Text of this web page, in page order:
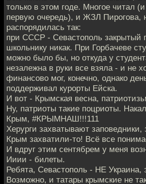
только в этом годе. Многое читал
первую очередь), и ЖЗЛ Пирогова,
распорядилась так:
при СССР - Севастополь закрытый
школьнику никак. При Горбачеве
можно было бы, но откуда у
незалежна в руки все взяла - и не
финансово мог, конечно, однако
поддерживал курорты Ейска.
И вот - Крымская весна,
Ну, патриоты такие поцриоты.
Крым, #КРЫМНАШ!!!111
Херурги захватывают
Крым захватили-то! Всё все
И вдруг этим сентябрем у меня
Ииии - билеты.
Ребята, Севастополь - НЕ Украина,
Возможно, и татары крымские не